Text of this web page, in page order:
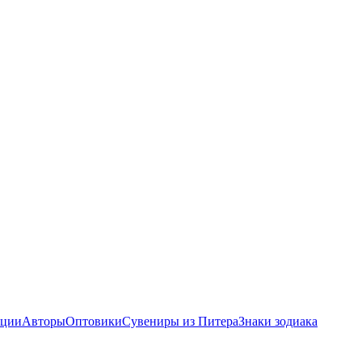
АвторыОптовикиСувениры из ПитераЗнаки зодиака